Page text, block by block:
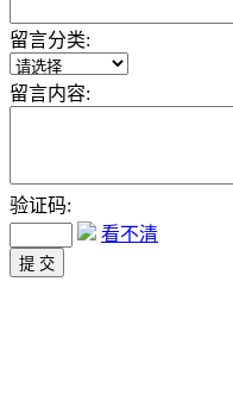
留言分类:
留言内容:
验证码:
看不清